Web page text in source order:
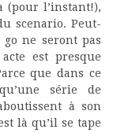
(pour l’instant!),
scenario. Peut-
ne seront pas
est presque
que dans ce
série de
à son
là qu’il se tape